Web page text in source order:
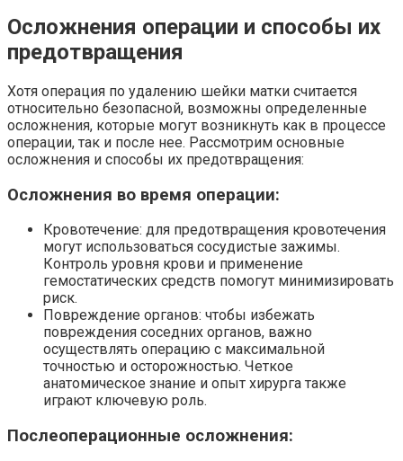
Осложнения операции и способы их
предотвращения
Хотя операция по удалению шейки матки считается
относительно безопасной, возможны определенные
осложнения, которые могут возникнуть как в процессе
операции, так и после нее. Рассмотрим основные
осложнения и способы их предотвращения:
Осложнения во время операции:
Кровотечение: для предотвращения кровотечения
могут использоваться сосудистые зажимы.
Контроль уровня крови и применение
гемостатических средств помогут минимизировать
риск.
Повреждение органов: чтобы избежать
повреждения соседних органов, важно
осуществлять операцию с максимальной
точностью и осторожностью. Четкое
анатомическое знание и опыт хирурга также
играют ключевую роль.
Послеоперационные осложнения: